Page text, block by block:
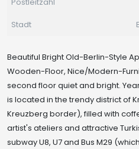
Stadt
Beautiful Bright Old-Berlin-Style
Wooden-Floor, Nice/Modern-
second floor quiet and bright.
is located in the trendy district of
Kreuzberg border), filled with
artist's ateliers and attractive
subway U8, U7 and Bus M29